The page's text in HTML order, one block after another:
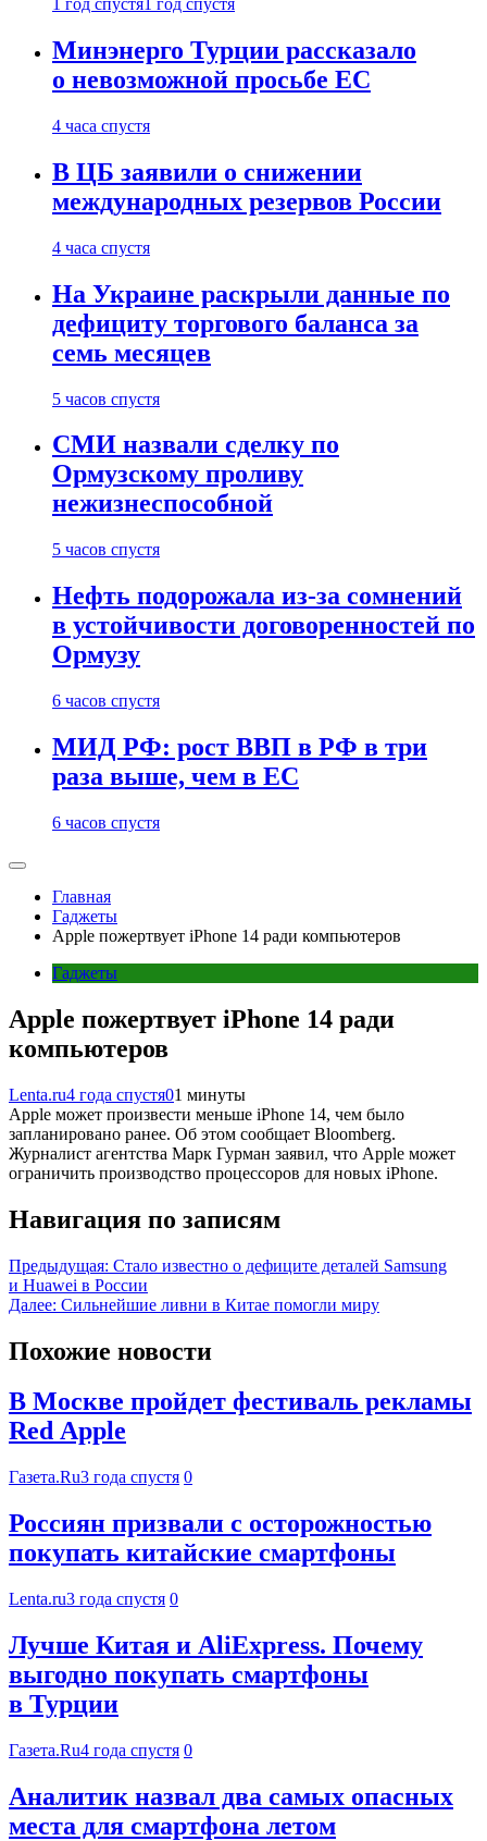
1 год спустя 1 год спустя
Минэнерго Турции рассказало
о невозможной просьбе ЕС
4 часа спустя
В ЦБ заявили о снижении
международных резервов России
4 часа спустя
На Украине раскрыли данные по
дефициту торгового баланса за
семь месяцев
5 часов спустя
СМИ назвали сделку по
Ормузскому проливу
нежизнеспособной
5 часов спустя
Нефть подорожала из-за сомнений
в устойчивости договоренностей по
Ормузу
6 часов спустя
МИД РФ: рост ВВП в РФ в три
раза выше, чем в ЕС
6 часов спустя
Главная
Гаджеты
Apple пожертвует iPhone 14 ради компьютеров
Гаджеты
Apple пожертвует iPhone 14 ради
компьютеров
Lenta.ru4 года спустя01 минуты
Apple может произвести меньше iPhone 14, чем было
запланировано ранее. Об этом сообщает Bloomberg.
Журналист агентства Марк Гурман заявил, что Apple может
ограничить производство процессоров для новых iPhone.
Навигация по записям
Предыдущая: Стало известно о дефиците деталей Samsung
и Huawei в России
Далее: Сильнейшие ливни в Китае помогли миру
Похожие новости
В Москве пройдет фестиваль рекламы
Red Apple
Газета.Ru3 года спустя 0
Россиян призвали с осторожностью
покупать китайские смартфоны
Lenta.ru3 года спустя 0
Лучше Китая и AliExpress. Почему
выгодно покупать смартфоны
в Турции
Газета.Ru4 года спустя 0
Аналитик назвал два самых опасных
места для смартфона летом